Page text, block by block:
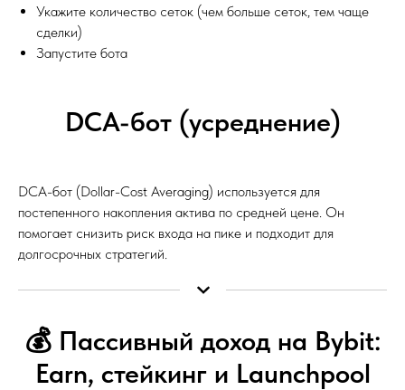
Укажите количество сеток (чем больше сеток, тем чаще
сделки)
Запустите бота
DCA-бот (усреднение)
DCA-бот (Dollar-Cost Averaging) используется для
постепенного накопления актива по средней цене. Он
помогает снизить риск входа на пике и подходит для
долгосрочных стратегий.
💰 Пассивный доход на Bybit:
Earn, стейкинг и Launchpool